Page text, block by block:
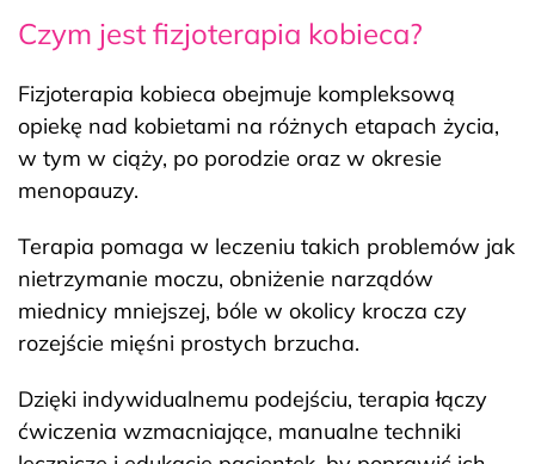
Czym jest fizjoterapia kobieca?
Fizjoterapia kobieca obejmuje kompleksową
opiekę nad kobietami na różnych etapach życia,
w tym w ciąży, po porodzie oraz w okresie
menopauzy.
Terapia pomaga w leczeniu takich problemów jak
nietrzymanie moczu, obniżenie narządów
miednicy mniejszej, bóle w okolicy krocza czy
rozejście mięśni prostych brzucha.
Dzięki indywidualnemu podejściu, terapia łączy
ćwiczenia wzmacniające, manualne techniki